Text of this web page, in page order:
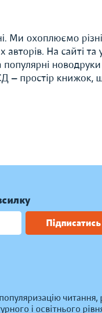
Ми охоплюємо
авторів. На сайті
— простір
Підписатись
читання,
і освітнього